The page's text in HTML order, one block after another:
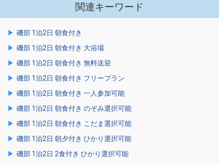
関連キーワード
磯部 1泊2日 朝食付き
磯部 1泊2日 朝食付き 大浴場
磯部 1泊2日 朝食付き 無料送迎
磯部 1泊2日 朝食付き フリープラン
磯部 1泊2日 朝食付き 一人参加可能
磯部 1泊2日 朝食付き のぞみ選択可能
磯部 1泊2日 朝食付き こだま選択可能
磯部 1泊2日 朝夕付き ひかり選択可能
磯部 1泊2日 2食付き ひかり選択可能